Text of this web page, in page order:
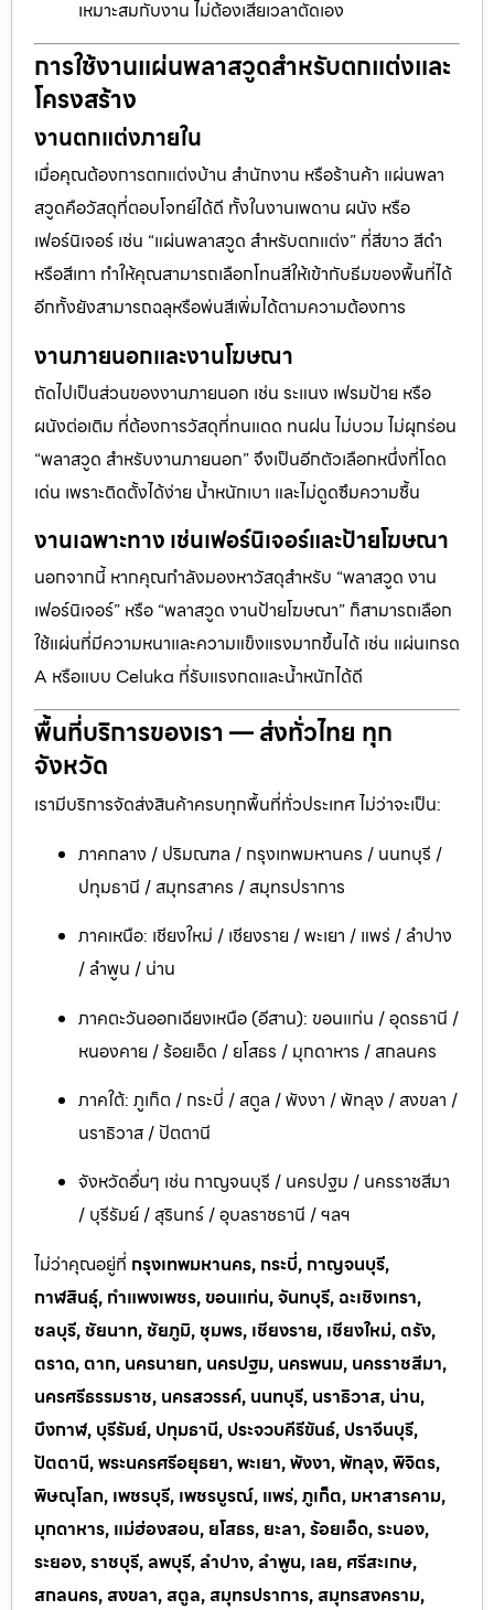
เหมาะสมกับงาน ไม่ต้องเสียเวลาตัดเอง
การใช้งานแผ่นพลาสวูดสำหรับตกแต่งและ
โครงสร้าง
งานตกแต่งภายใน
เมื่อคุณต้องการตกแต่งบ้าน สำนักงาน หรือร้านค้า แผ่นพลา
สวูดคือวัสดุที่ตอบโจทย์ได้ดี ทั้งในงานเพดาน ผนัง หรือ
เฟอร์นิเจอร์ เช่น “แผ่นพลาสวูด สำหรับตกแต่ง” ที่สีขาว สีดำ
หรือสีเทา ทำให้คุณสามารถเลือกโทนสีให้เข้ากับธีมของพื้นที่ได้
อีกทั้งยังสามารถฉลุหรือพ่นสีเพิ่มได้ตามความต้องการ
งานภายนอกและงานโฆษณา
ถัดไปเป็นส่วนของงานภายนอก เช่น ระแนง เฟรมป้าย หรือ
ผนังต่อเติม ที่ต้องการวัสดุที่ทนแดด ทนฝน ไม่บวม ไม่ผุกร่อน
“พลาสวูด สำหรับงานภายนอก” จึงเป็นอีกตัวเลือกหนึ่งที่โดด
เด่น เพราะติดตั้งได้ง่าย น้ำหนักเบา และไม่ดูดซึมความชื้น
งานเฉพาะทาง เช่นเฟอร์นิเจอร์และป้ายโฆษณา
นอกจากนี้ หากคุณกำลังมองหาวัสดุสำหรับ “พลาสวูด งาน
เฟอร์นิเจอร์” หรือ “พลาสวูด งานป้ายโฆษณา” ก็สามารถเลือก
ใช้แผ่นที่มีความหนาและความแข็งแรงมากขึ้นได้ เช่น แผ่นเกรด
A หรือแบบ Celuka ที่รับแรงกดและน้ำหนักได้ดี
พื้นที่บริการของเรา — ส่งทั่วไทย ทุก
จังหวัด
เรามีบริการจัดส่งสินค้าครบทุกพื้นที่ทั่วประเทศ ไม่ว่าจะเป็น:
ภาคกลาง / ปริมณฑล / กรุงเทพมหานคร / นนทบุรี /
ปทุมธานี / สมุทรสาคร / สมุทรปราการ
ภาคเหนือ: เชียงใหม่ / เชียงราย / พะเยา / แพร่ / ลำปาง
/ ลำพูน / น่าน
ภาคตะวันออกเฉียงเหนือ (อีสาน): ขอนแก่น / อุดรธานี /
หนองคาย / ร้อยเอ็ด / ยโสธร / มุกดาหาร / สกลนคร
ภาคใต้: ภูเก็ต / กระบี่ / สตูล / พังงา / พัทลุง / สงขลา /
นราธิวาส / ปัตตานี
จังหวัดอื่นๆ เช่น กาญจนบุรี / นครปฐม / นครราชสีมา
/ บุรีรัมย์ / สุรินทร์ / อุบลราชธานี / ฯลฯ
ไม่ว่าคุณอยู่ที่ กรุงเทพมหานคร, กระบี่, กาญจนบุรี,
กาฬสินธุ์, กำแพงเพชร, ขอนแก่น, จันทบุรี, ฉะเชิงเทรา,
ชลบุรี, ชัยนาท, ชัยภูมิ, ชุมพร, เชียงราย, เชียงใหม่, ตรัง,
ตราด, ตาก, นครนายก, นครปฐม, นครพนม, นครราชสีมา,
นครศรีธรรมราช, นครสวรรค์, นนทบุรี, นราธิวาส, น่าน,
บึงกาฬ, บุรีรัมย์, ปทุมธานี, ประจวบคีรีขันธ์, ปราจีนบุรี,
ปัตตานี, พระนครศรีอยุธยา, พะเยา, พังงา, พัทลุง, พิจิตร,
พิษณุโลก, เพชรบุรี, เพชรบูรณ์, แพร่, ภูเก็ต, มหาสารคาม,
มุกดาหาร, แม่ฮ่องสอน, ยโสธร, ยะลา, ร้อยเอ็ด, ระนอง,
ระยอง, ราชบุรี, ลพบุรี, ลำปาง, ลำพูน, เลย, ศรีสะเกษ,
สกลนคร, สงขลา, สตูล, สมุทรปราการ, สมุทรสงคราม,